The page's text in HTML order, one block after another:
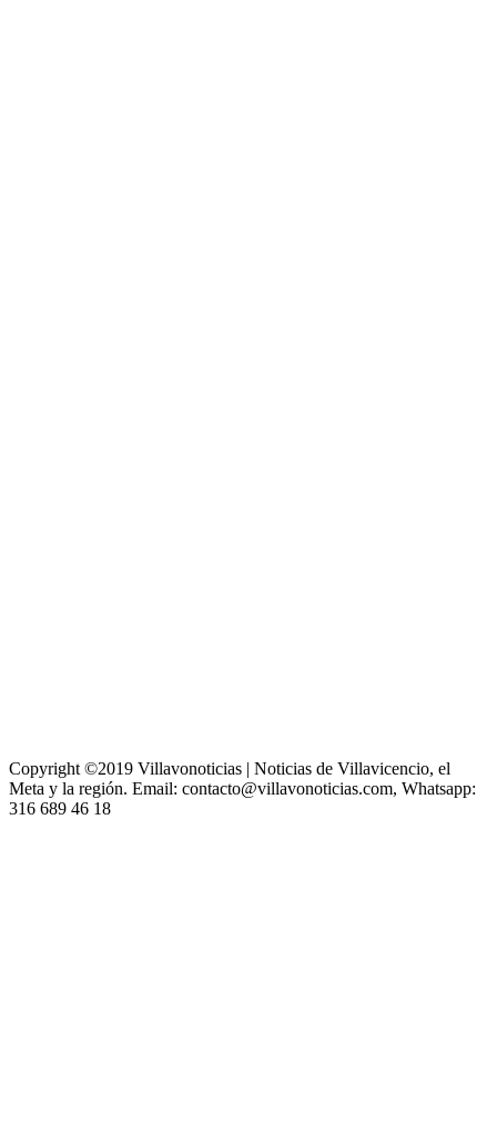
Copyright ©2019 Villavonoticias | Noticias de Villavicencio, el
Meta y la región. Email: contacto@villavonoticias.com, Whatsapp:
316 689 46 18